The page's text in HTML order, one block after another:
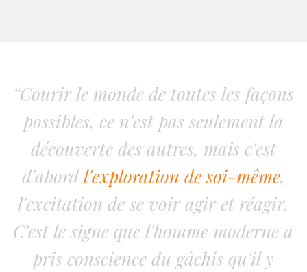
“Courir le monde de toutes les façons
possibles, ce n'est pas seulement la
découverte des autres, mais c'est
d'abord l'exploration de soi-même,
l'excitation de se voir agir et réagir.
C'est le signe que l'homme moderne a
pris conscience du gâchis qu'il y